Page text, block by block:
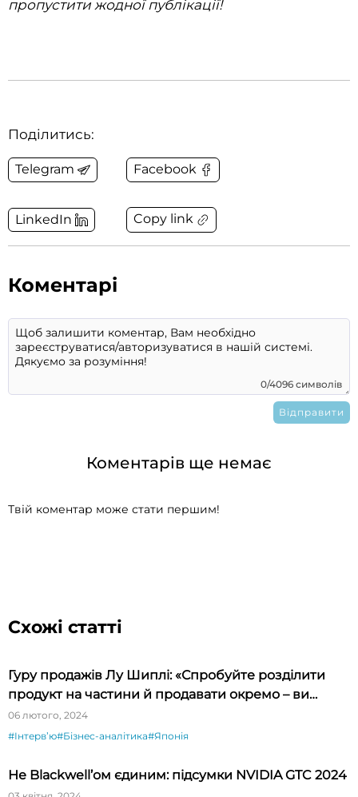
пропустити жодної публікації!
Поділитись:
Telegram Facebook
LinkedIn Copy link
Коментарі
0/4096 символів
Коментарів ще немає
Твій коментар може стати першим!
Схожі статті
Гуру продажів Лу Шиплі: «Спробуйте розділити
продукт на частини й продавати окремо – ви
будете вражені»
06 лютого, 2024
#Інтервʼю#Бізнес-аналітика#Японія
Не Blackwell’ом єдиним: підсумки NVIDIA GTC 2024